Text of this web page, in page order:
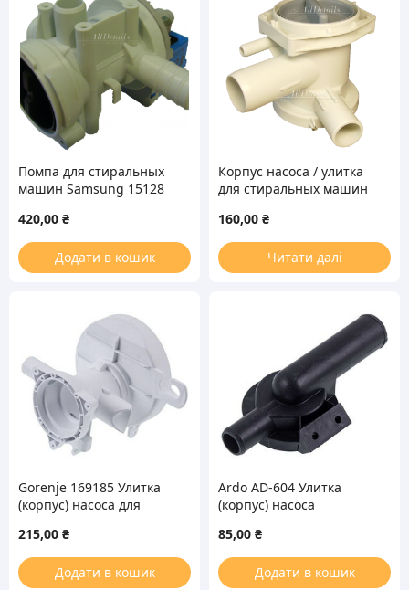
Помпа для стиральных
машин Samsung 15128
420,00 ₴
Додати в кошик
Корпус насоса / улитка
для стиральных машин
160,00 ₴
Читати далі
Gorenje 169185 Улитка
(корпус) насоса для
215,00 ₴
Додати в кошик
Ardo AD-604 Улитка
(корпус) насоса
для стиральной машины
85,00 ₴
Додати в кошик